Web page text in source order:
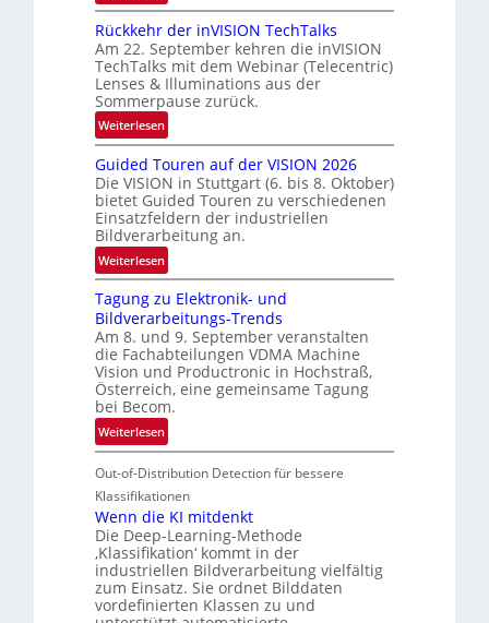
U
n
b
e
g
r
e
z
t
e
M
ö
g
l
i
c
h
k
e
t
e
Rückkehr der inVISION TechTalks
Am 22. September kehren die inVISION
TechTalks mit dem Webinar (Telecentric)
Lenses & Illuminations aus der
Sommerpause zurück.
Weiterlesen:
R
ü
c
k
k
e
h
d
e
r
i
n
V
I
S
I
O
N
T
e
c
h
Guided Touren auf der VISION 2026
Die VISION in Stuttgart (6. bis 8. Oktober)
bietet Guided Touren zu verschiedenen
Einsatzfeldern der industriellen
Bildverarbeitung an.
Weiterlesen:
G
u
i
d
e
d
T
o
u
r
a
u
f
d
e
Tagung zu Elektronik- und
Bildverarbeitungs-Trends
Am 8. und 9. September veranstalten
die Fachabteilungen VDMA Machine
Vision und Productronic in Hochstraß,
Österreich, eine gemeinsame Tagung
bei Becom.
Weiterlesen:
T
a
g
u
n
g
z
u
E
Out-of-Distribution Detection für bessere
Klassifikationen
Wenn die KI mitdenkt
Die Deep-Learning-Methode
‚Klassifikation‘ kommt in der
industriellen Bildverarbeitung vielfältig
zum Einsatz. Sie ordnet Bilddaten
vordefinierten Klassen zu und